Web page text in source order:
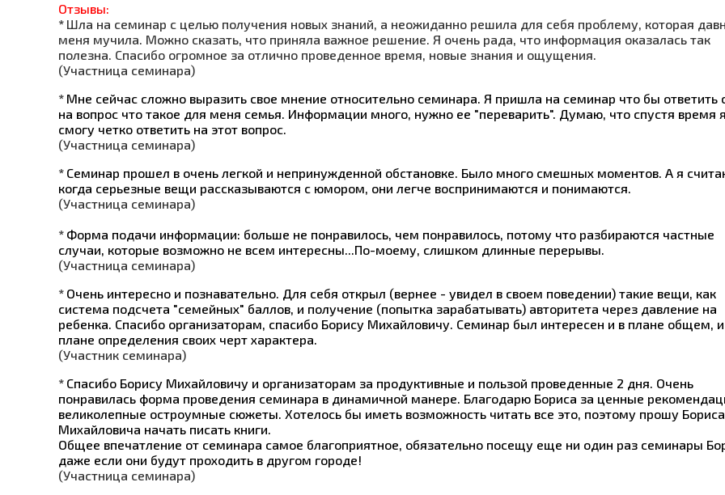
Отзывы:
* Шла на семинар с целью получения новых знаний, а неожиданно решила для себя проблему, которая
меня мучила. Можно сказать, что приняла важное решение. Я очень рада, что информация оказалась так
полезна. Спасибо огромное за отлично проведенное время, новые знания и ощущения.
(Участница семинара)
* Мне сейчас сложно выразить свое мнение относительно семинара. Я пришла на семинар что бы ответить
на вопрос что такое для меня семья. Информации много, нужно ее "переварить". Думаю, что спустя время я
смогу четко ответить на этот вопрос.
(Участница семинара)
* Семинар прошел в очень легкой и непринужденной обстановке. Было много смешных моментов. А я
когда серьезные вещи рассказываются с юмором, они легче воспринимаются и понимаются.
(Участница семинара)
* Форма подачи информации: больше не понравилось, чем понравилось, потому что разбираются частные
случаи, которые возможно не всем интересны...По-моему, слишком длинные перерывы.
(Участница семинара)
* Очень интересно и познавательно. Для себя открыл (вернее - увидел в своем поведении) такие вещи, как
система подсчета "семейных" баллов, и получение (попытка зарабатывать) авторитета через давление на
ребенка. Спасибо организаторам, спасибо Борису Михайловичу. Семинар был интересен и в плане общем,
плане определения своих черт характера.
(Участник семинара)
* Спасибо Борису Михайловичу и организаторам за продуктивные и пользой проведенные 2 дня. Очень
понравилась форма проведения семинара в динамичной манере. Благодарю Бориса за ценные
великолепные остроумные сюжеты. Хотелось бы иметь возможность читать все это, поэтому прошу Бориса
Михайловича начать писать книги.
Общее впечатление от семинара самое благоприятное, обязательно посещу еще ни один раз семинары
даже если они будут проходить в другом городе!
(Участница семинара)